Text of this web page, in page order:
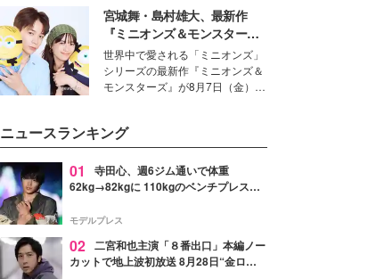
な美容の常識を大きく変える可能
性を秘めた、革新的な「Water
Capturing Skin（ウォーターキャ
プチャリングスキン：捕水肌）」
技術を、花王が構築した。
宮城舞・島村雄大、最新作
『ミニオンズ＆モンスター
ズ』の魅力熱弁 ハチャメチャ
だけじゃない“友情と絆”に感
動
世界中で愛される「ミニオンズ」
シリーズの最新作『ミニオンズ＆
モンスターズ』が8月7日（金）に
デルの宮城舞と島村雄大の特別対
談をお届け！それぞれの視点か
ら、今作ならではの魅力や予想外
の感動をもたらす奥深いストーリ
た。
ニュースランキング
01
寺田心、週6ジム通いで体重
62kg→82kgに 110kgのベンチプレス持
「かっこいい」と反響
モデルプレス
02 二宮和也主演「８番出口」本編ノー
カットで地上波初放送 8月28日“金ロ